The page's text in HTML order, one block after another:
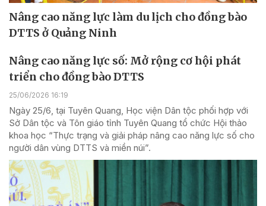
Nâng cao năng lực làm du lịch cho đồng bào
DTTS ở Quảng Ninh
Nâng cao năng lực số: Mở rộng cơ hội phát
triển cho đồng bào DTTS
25/06/2026 16:19
Ngày 25/6, tại Tuyên Quang, Học viện Dân tộc phối hợp với
Sở Dân tộc và Tôn giáo tỉnh Tuyên Quang tổ chức Hội thảo
khoa học “Thực trạng và giải pháp nâng cao năng lực số cho
người dân vùng DTTS và miền núi”.